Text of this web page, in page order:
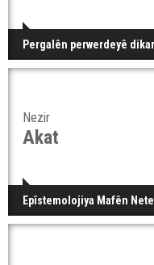
Pergalên perwerdeyê
Nezir
Akat
Epîstemolojiya Mafên